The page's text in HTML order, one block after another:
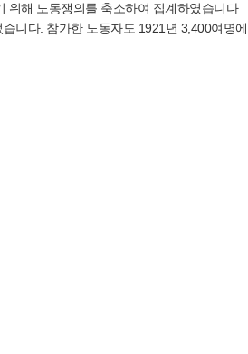
위해 노동쟁의를 축소하여 집계하였습니다
니다. 참가한 노동자도 1921년 3,400여명에